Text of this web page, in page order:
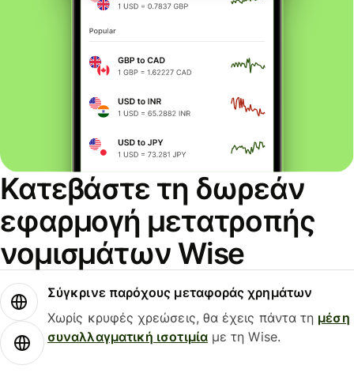
Κατεβάστε τη δωρεάν
εφαρμογή μετατροπής
νομισμάτων Wise
Σύγκρινε παρόχους μεταφοράς χρημάτων
Χωρίς κρυφές χρεώσεις, θα έχεις πάντα τη μέση
συναλλαγματική ισοτιμίαμε τη Wise.